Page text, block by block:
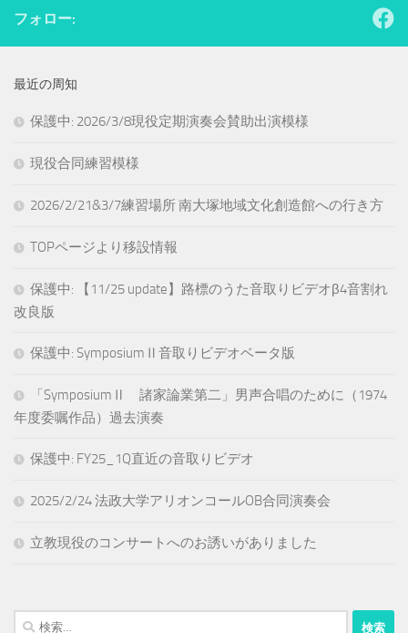
フォロー:
最近の周知
保護中: 2026/3/8現役定期演奏会賛助出演模様
現役合同練習模様
2026/2/21&3/7練習場所 南大塚地域文化創造館への行き方
TOPページより移設情報
保護中: 【11/25 update】路標のうた音取りビデオβ4音割れ
改良版
保護中: SymposiumⅡ音取りビデオベータ版
「SymposiumⅡ 諸家論業第二」男声合唱のために（1974
年度委嘱作品）過去演奏
保護中: FY25_1Q直近の音取りビデオ
2025/2/24 法政大学アリオンコールOB合同演奏会
立教現役のコンサートへのお誘いがありました
検